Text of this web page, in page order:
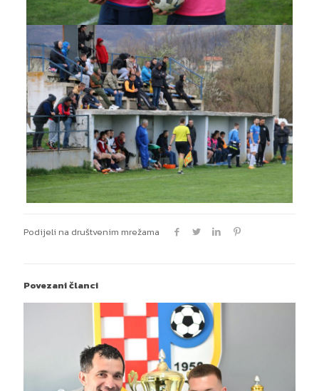
Podijeli na društvenim mrežama
Povezani članci